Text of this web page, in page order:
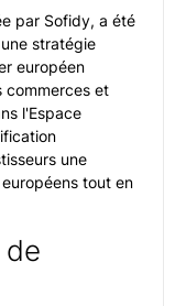
par Sofidy, a été
stratégie
européen
commerces et
l'Espace
une
tout en
de